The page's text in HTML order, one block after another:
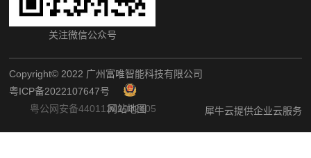
关注微信公众号
Copyright©️ 2022 广州富唯智能科技有限公司
粤ICP备2022107647号
粤公网安备44011202002405
网站地图 犀牛云提供企业云服务